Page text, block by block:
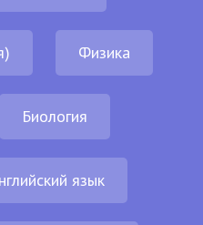
Физика
Биология
язык